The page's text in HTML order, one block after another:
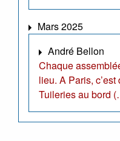
Mars 2025
André Bellon
Chaque
lieu. A Paris,
Tuileries au bord